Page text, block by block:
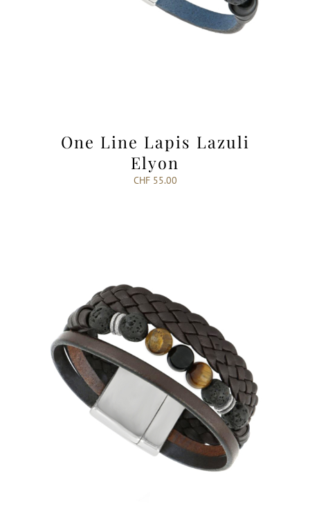
One Line Lapis Lazuli
Elyon
CHF55.00